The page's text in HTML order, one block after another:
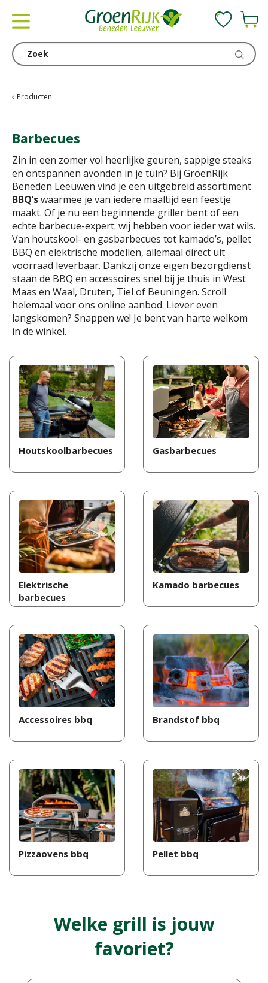
Producten
Barbecues
Zin in een zomer vol heerlijke geuren, sappige steaks
en ontspannen avonden in je tuin? Bij GroenRijk
Beneden Leeuwen vind je een uitgebreid assortiment
BBQ’swaarmee je van iedere maaltijd een feestje
maakt. Of je nu een beginnende griller bent of een
echte barbecue-expert: wij hebben voor ieder wat wils.
Van houtskool- en gasbarbecues tot kamado’s, pellet
BBQ en elektrische modellen, allemaal direct uit
voorraad leverbaar. Dankzij onze eigen bezorgdienst
staan de BBQ en accessoires snel bij je thuis in West
Maas en Waal, Druten, Tiel of Beuningen. Scroll
helemaal voor ons online aanbod. Liever even
langskomen? Snappen we! Je bent van harte welkom
in de winkel.
Houtskoolbarbecues Gasbarbecues
Elektrische
barbecues
Kamado barbecues
Accessoires bbq Brandstof bbq
Pizzaovens bbq Pellet bbq
Welke grill is jouw
favoriet?